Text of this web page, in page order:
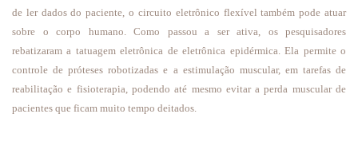
de ler dados do paciente, o circuito eletrônico flexível também pode atuar
sobre o corpo humano. Como passou a ser ativa, os pesquisadores
rebatizaram a tatuagem eletrônica de eletrônica epidérmica. Ela permite o
controle de próteses robotizadas e a estimulação muscular, em tarefas de
reabilitação e fisioterapia, podendo até mesmo evitar a perda muscular de
pacientes que ficam muito tempo deitados.